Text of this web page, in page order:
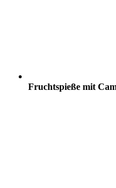
Fruchtspieße mit